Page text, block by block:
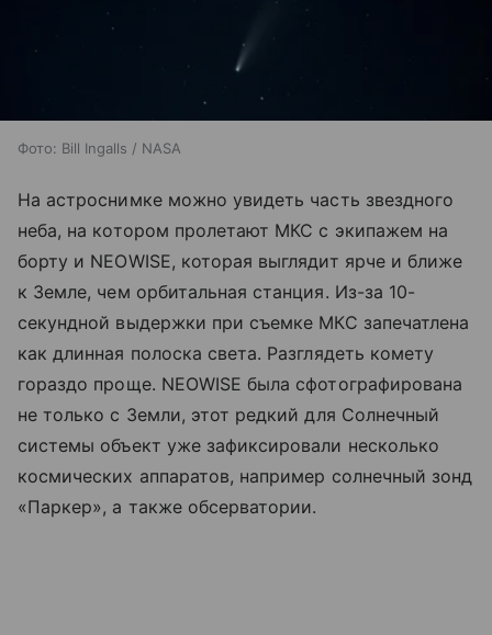
Фото: Bill Ingalls / NASA
На астроснимке можно увидеть часть звездного
неба, на котором пролетают МКС с экипажем на
борту и NEOWISE, которая выглядит ярче и ближе
к Земле, чем орбитальная станция. Из-за 10-
секундной выдержки при съемке МКС запечатлена
как длинная полоска света. Разглядеть комету
гораздо проще. NEOWISE была сфотографирована
не только с Земли, этот редкий для Солнечный
системы объект уже зафиксировали несколько
космических аппаратов, например солнечный зонд
«Паркер», а также обсерватории.